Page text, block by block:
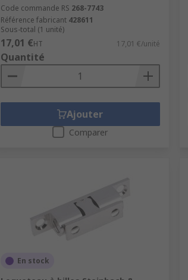
Code commande RS 268-7743
Référence fabricant 428611
Sous-total (1 unité)
17,01 €HT 17,01 €/unité
Quantité
Ajouter
Comparer
En stock